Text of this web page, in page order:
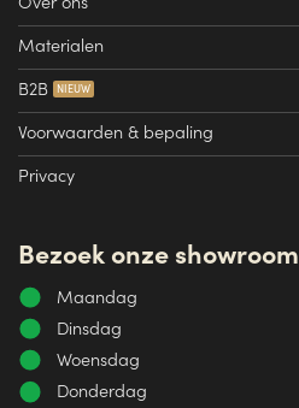
Materialen
B2B
Voorwaarden & bepaling
Privacy
Bezoek onze showroom
Maandag
Dinsdag
Woensdag
Donderdag